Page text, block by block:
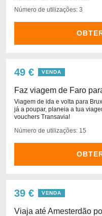
Número de utilizações: 3
49 € VENDA
Faz viagem de Faro
Viagem de ida e volta para
já a poupar, planeia a tua
vouchers Transavia!
Número de utilizações: 15
39 € VENDA
Viaja até Amesterdão